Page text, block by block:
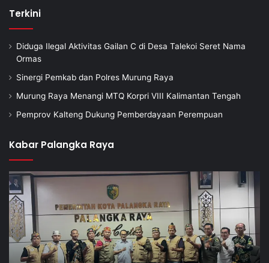
Terkini
Diduga Ilegal Aktivitas Gailan C di Desa Talekoi Seret Nama
Ormas
Sinergi Pemkab dan Polres Murung Raya
Murung Raya Menangi MTQ Korpri VIII Kalimantan Tengah
Pemprov Kalteng Dukung Pemberdayaan Perempuan
Kabar Palangka Raya